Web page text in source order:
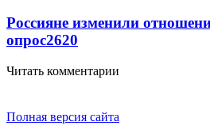
Россияне изменили
опрос2620
Читать комментарии
Полная версия сайта